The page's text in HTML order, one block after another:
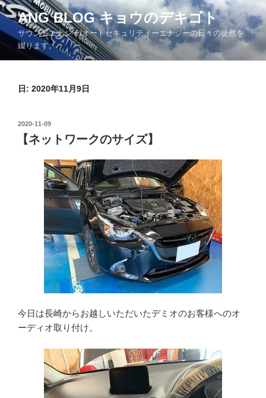
コ
ン
テ
ツ
ANG BLOG キョウのデキゴト
サウンドエナジー/オートセキュリティーエナジーの日々の徒然を
綴ります。
日: 2020年11月9日
投
稿
日:
2020-11-09
【ネットワークのサイズ】
今日は長崎からお越しいただいたデミオのお客様へのオ
ーディオ取り付け。